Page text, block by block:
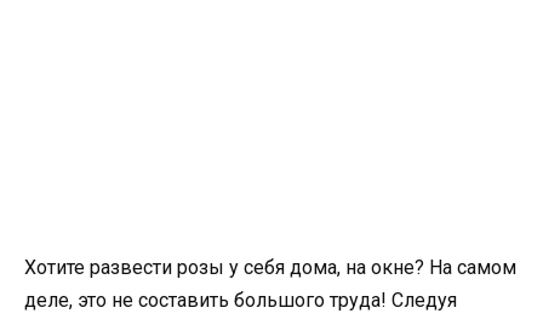
Хотите развести розы у себя дома, на окне? На самом
деле, это не составить большого труда! Следуя